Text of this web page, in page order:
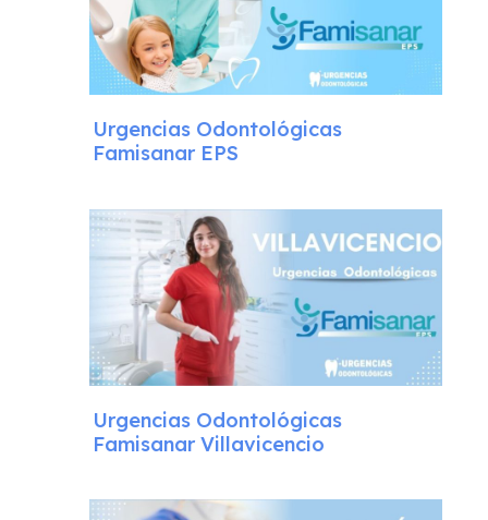
Urgencias Odontológicas
Famisanar EPS
Urgencias Odontológicas
Famisanar Villavicencio